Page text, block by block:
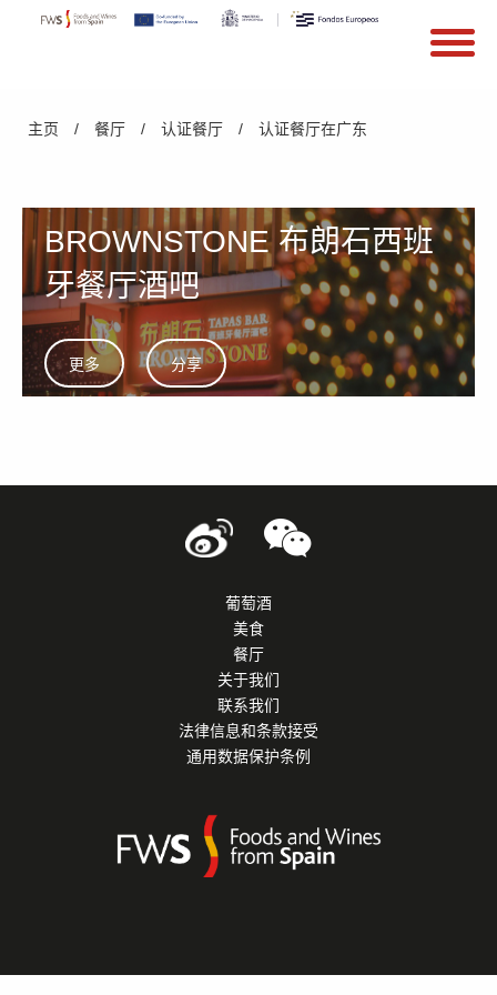
Search form
主页 / 餐厅 / 认证餐厅 / 认证餐厅在广东
BROWNSTONE 布朗石西班
牙餐厅酒吧
更多 分享
葡萄酒
美食
餐厅
关于我们
联系我们
法律信息和条款接受
通用数据保护条例